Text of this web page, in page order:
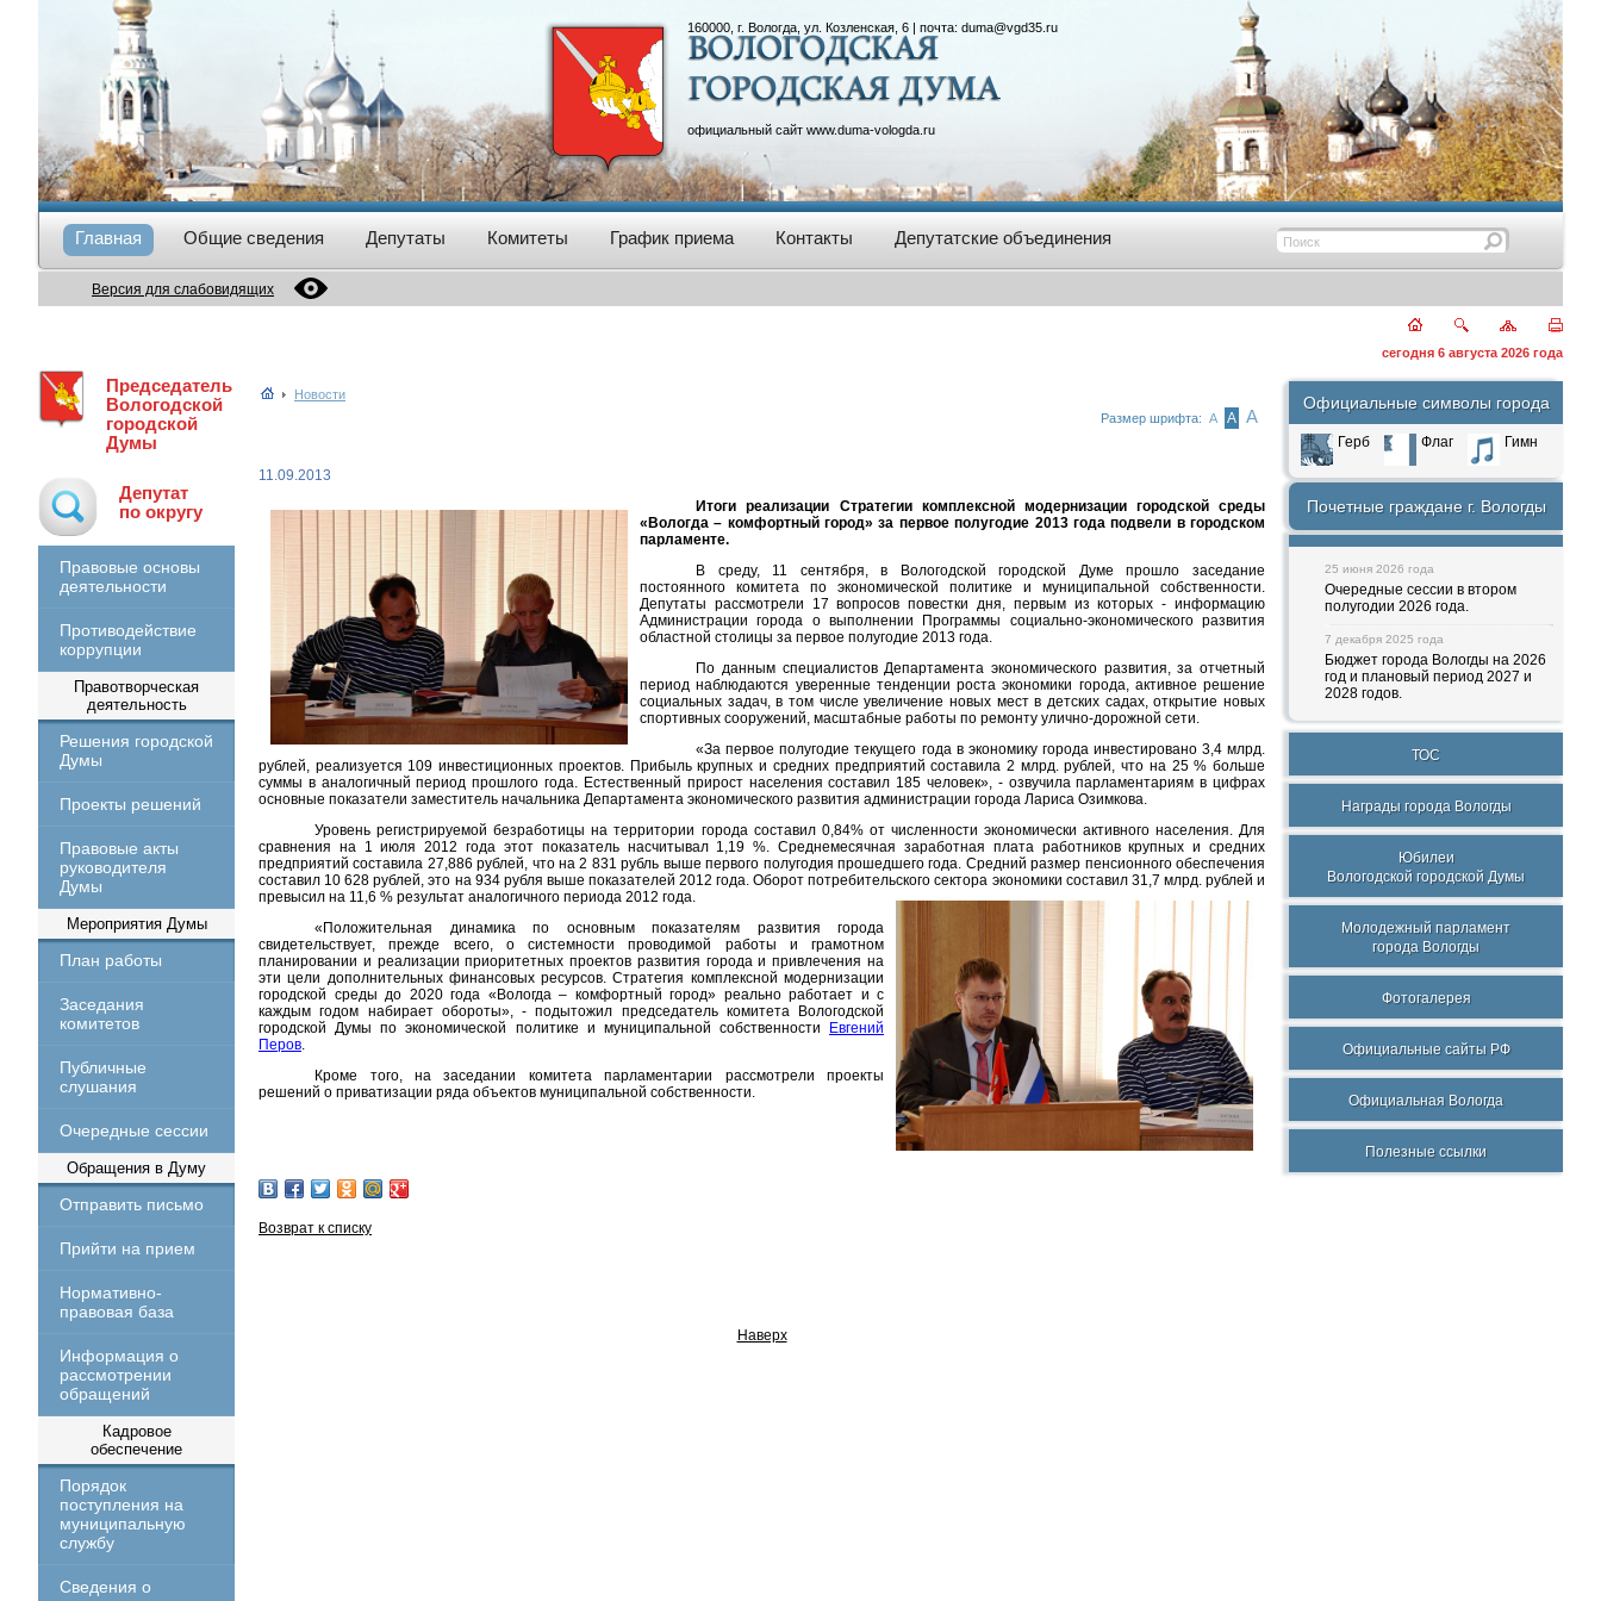
160000, г. Вологда, ул. Козленская, 6 | почта: duma@vgd35.ru
официальный сайт www.duma-vologda.ru
Главная Общие сведения Депутаты Комитеты График приема Контакты Депутатские объединения
Версия для слабовидящих
сегодня 6 августа 2026 года
Председатель
Вологодской
городской
Думы
Депутат
по округу
Правовые основы
деятельности
Противодействие
коррупции
Правотворческая
деятельность
Решения городской
Думы
Проекты решений
Правовые акты
руководителя
Думы
Мероприятия Думы
План работы
Заседания
комитетов
Публичные
слушания
Очередные сессии
Обращения в Думу
Отправить письмо
Прийти на прием
Нормативно-
правовая база
Информация о
рассмотрении
обращений
Кадровое
обеспечение
Порядок
поступления на
муниципальную
службу
Сведения о
Новости
Размер шрифта: А А А
11.09.2013
Итоги реализации Стратегии комплексной модернизации городской среды
«Вологда – комфортный город» за первое полугодие 2013 года подвели в городском
парламенте.
В среду, 11 сентября, в Вологодской городской Думе прошло заседание
постоянного комитета по экономической политике и муниципальной собственности.
Депутаты рассмотрели 17 вопросов повестки дня, первым из которых - информацию
Администрации города о выполнении Программы социально-экономического развития
областной столицы за первое полугодие 2013 года.
По данным специалистов Департамента экономического развития, за отчетный
период наблюдаются уверенные тенденции роста экономики города, активное решение
социальных задач, в том числе увеличение новых мест в детских садах, открытие новых
спортивных сооружений, масштабные работы по ремонту улично-дорожной сети.
«За первое полугодие текущего года в экономику города инвестировано 3,4 млрд.
рублей, реализуется 109 инвестиционных проектов. Прибыль крупных и средних предприятий составила 2 млрд. рублей, что на 25 % больше
суммы в аналогичный период прошлого года. Естественный прирост населения составил 185 человек», - озвучила парламентариям в цифрах
основные показатели заместитель начальника Департамента экономического развития администрации города Лариса Озимкова.
Уровень регистрируемой безработицы на территории города составил 0,84% от численности экономически активного населения. Для
сравнения на 1 июля 2012 года этот показатель насчитывал 1,19 %. Среднемесячная заработная плата работников крупных и средних
предприятий составила 27,886 рублей, что на 2 831 рубль выше первого полугодия прошедшего года. Средний размер пенсионного обеспечения
составил 10 628 рублей, это на 934 рубля выше показателей 2012 года. Оборот потребительского сектора экономики составил 31,7 млрд. рублей и
превысил на 11,6 % результат аналогичного периода 2012 года.
«Положительная динамика по основным показателям развития города
свидетельствует, прежде всего, о системности проводимой работы и грамотном
планировании и реализации приоритетных проектов развития города и привлечения на
эти цели дополнительных финансовых ресурсов. Стратегия комплексной модернизации
городской среды до 2020 года «Вологда – комфортный город» реально работает и с
каждым годом набирает обороты», - подытожил председатель комитета Вологодской
городской Думы по экономической политике и муниципальной собственности
Евгений
Перов.
Кроме того, на заседании комитета парламентарии рассмотрели проекты
решений о приватизации ряда объектов муниципальной собственности.
Возврат к списку
Наверх
Официальные символы города
Герб Флаг Гимн
Почетные граждане г. Вологды
25 июня 2026 года
Очередные сессии в втором
полугодии 2026 года.
7 декабря 2025 года
Бюджет города Вологды на 2026
год и плановый период 2027 и
2028 годов.
ТОС
Награды города Вологды
Юбилеи
Вологодской городской Думы
Молодежный парламент
города Вологды
Фотогалерея
Официальные сайты РФ
Официальная Вологда
Полезные ссылки